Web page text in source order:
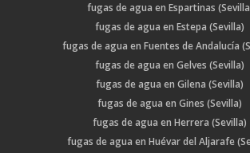
fugas de agua en Espartinas
fugas de agua en Estepa (Sevilla)
fugas de agua en Fuentes de Andalucía
fugas de agua en Gelves (Sevilla)
fugas de agua en Gilena (Sevilla)
fugas de agua en Gines (Sevilla)
fugas de agua en Herrera (Sevilla)
fugas de agua en Huévar del Aljarafe